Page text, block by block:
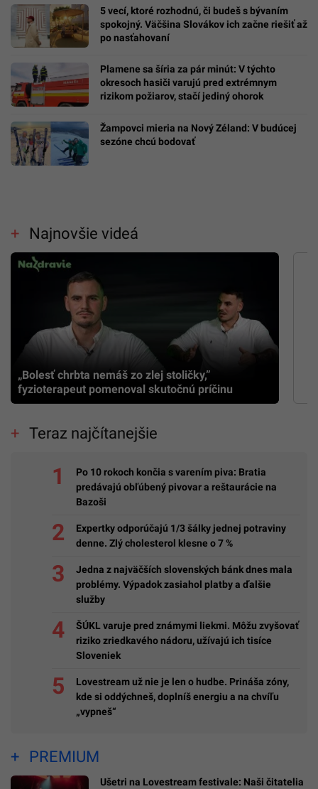
5 vecí, ktoré rozhodnú, či budeš s bývaním
spokojný. Väčšina Slovákov ich začne riešiť až
po nasťahovaní
Plamene sa šíria za pár minút: V týchto
okresoch hasiči varujú pred extrémnym
rizikom požiarov, stačí jediný ohorok
Žampovci mieria na Nový Zéland: V budúcej
sezóne chcú bodovať
Najnovšie videá
„Bolesť chrbta nemáš zo zlej stoličky,”
fyzioterapeut pomenoval skutočnú príčinu
Teraz najčítanejšie
Po 10 rokoch končia s varením piva: Bratia
predávajú obľúbený pivovar a reštaurácie na
Bazoši
Expertky odporúčajú 1/3 šálky jednej potraviny
denne. Zlý cholesterol klesne o 7 %
Jedna z najväčších slovenských bánk dnes mala
problémy. Výpadok zasiahol platby a ďalšie
služby
ŠÚKL varuje pred známymi liekmi. Môžu zvyšovať
riziko zriedkavého nádoru, užívajú ich tisíce
Sloveniek
Lovestream už nie je len o hudbe. Prináša zóny,
kde si oddýchneš, doplníš energiu a na chvíľu
„vypneš“
PREMIUM
Ušetri na Lovestream festivale: Naši čitatelia